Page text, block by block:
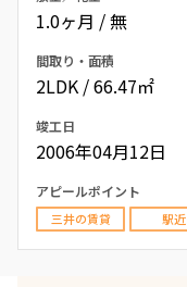
1.0ヶ月 / 無
間取り・面積
2LDK / 66.47㎡
竣工日
2006年04月12日
アピールポイント
三井の賃貸 駅近